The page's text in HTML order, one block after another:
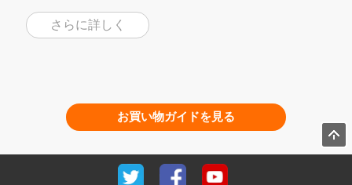
さらに詳しく
お買い物ガイドを見る